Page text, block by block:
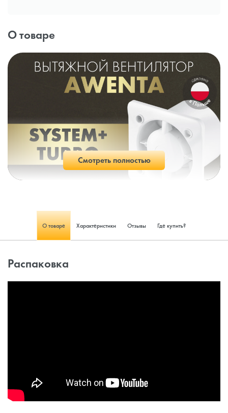
О товаре
Смотреть полностью
О товаре Характеристики Отзывы Где купить?
Распаковка